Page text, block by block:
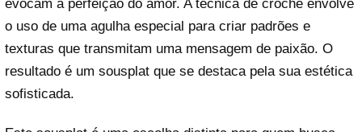
evocam a perfeição do amor. A técnica de crochê envolve
o uso de uma agulha especial para criar padrões e
texturas que transmitam uma mensagem de paixão. O
resultado é um sousplat que se destaca pela sua estética
sofisticada.